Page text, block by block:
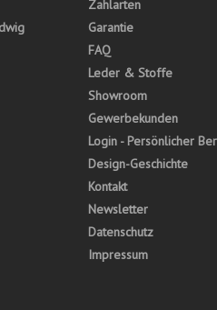
Zahlarten
Garantie
FAQ
Leder & Stoffe
Showroom
Gewerbekunden
Login - Persönlicher
Design-Geschichte
Kontakt
Newsletter
Datenschutz
Impressum